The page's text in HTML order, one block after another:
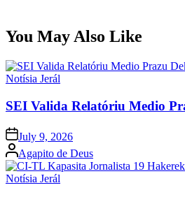
You May Also Like
Posted
Notísia Jerál
SEI Valida Relatóriu Medio
Posted
on
July 9, 2026
Posted
by
Agapito de Deus
Posted
Notísia Jerál